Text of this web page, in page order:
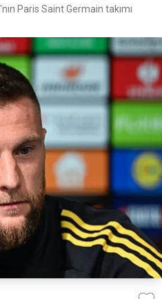
Paris Saint Germain takımı